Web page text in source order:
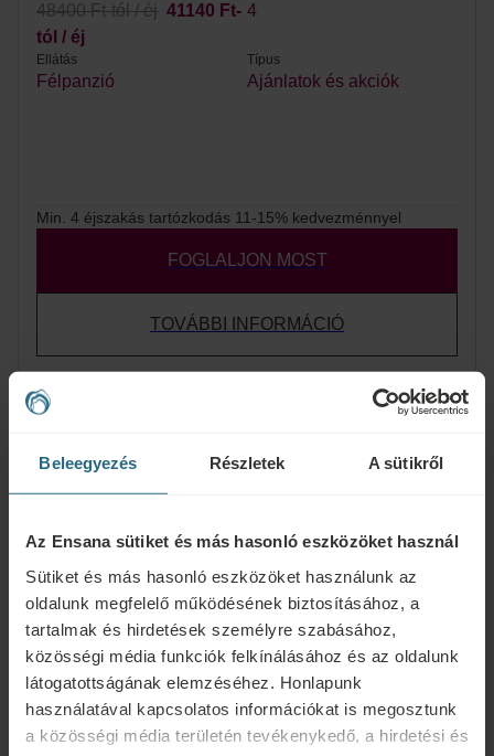
Beleegyezés Részletek A sütikről
Az Ensana sütiket és más hasonló eszközöket használ
Sütiket és más hasonló eszközöket használunk az
oldalunk megfelelő működésének biztosításához, a
tartalmak és hirdetések személyre szabásához,
közösségi média funkciók felkínálásához és az oldalunk
látogatottságának elemzéséhez. Honlapunk
használatával kapcsolatos információkat is megosztunk
a közösségi média területén tevékenykedő, a hirdetési és
48400 Ft-tól / éj 41140 Ft-
tól / éj
4
Ellátás
Félpanzió
Típus
Ajánlatok és akciók
Min. 4 éjszakás tartózkodás 11-15% kedvezménnyel
FOGLALJON MOST
TOVÁBBI INFORMÁCIÓ
Mit kínálnak az
Ensana szállodák
Magyarországon?
Fedezze fel természetes
gyógyforrásainkat,
gyógykezeléseinket és wellness-